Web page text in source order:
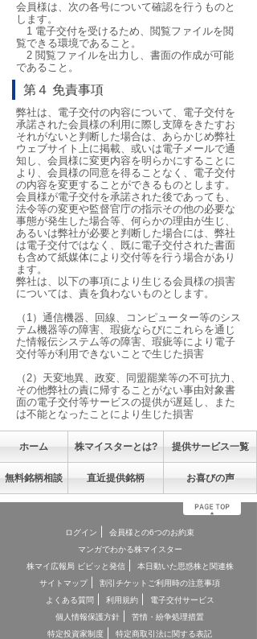
会員様は、次の各号について確認を行うものと
します。
1 電子交付を受けるため、閲覧ファイルを閲
覧できる環境であること。
2 閲覧ファイルを出力し、書面の作成が可能
であること。
第４ 免責事項
弊社は、電子交付の内容について、電子交付を
承諾された会員様の利用に際し支障をきたすお
それがないと判断した場合は、あらかじめ弊社
ウェブサイト上に掲載、或いは電子メールで通
知し、会員様に変更内容を明らかにすることに
より、会員様の同意を得ることなく、電子交付
の内容を変更することができるものとします。
会員様が電子交付を承諾された後であっても、
法令等の変更や監督官庁の指示その他の必要な
事態が発生した場合等、何らかの理由が生じ、
あるいは弊社が必要と判断した場合には、弊社
は電子交付ではなく、既に電子交付された書面
も含めて紙媒体により交付等を行う場合があり
ます。
弊社は、以下の事項により生じる会員様の損害
については、責を負わないものとします。
（1）通信機器、回線、コンピューター等のシス
テム機器等の障害、瑕疵ならびにこれらを通じ
た情報伝システム等の障害、瑕疵等により電子
交付等が利用できないことで生じた損害
（2）天変地異、政変、同盟罷業等の不可抗力、
その他弊社の責に帰することがない事由対象書
面の電子交付等サービスの提供が遅延し、また
は不能となったことにより生じた損害
ホーム 株マイスターとは? 提供サービス一覧
無料銘柄相談 直近提供銘柄 お喜びの声
ログイン
会員様との6つのお約束
マンガでわかる株マイスター
株マイ広報局 ビビッと発信
本日動いた思惑株と関連株
サイトマップ
割引チケットご利用時の注意事項
よくある質問
利用規約
電子交付サービス
個人情報保護方針
苦情・紛争処理措置
特定投資家制度
特定商取引法に関する表記